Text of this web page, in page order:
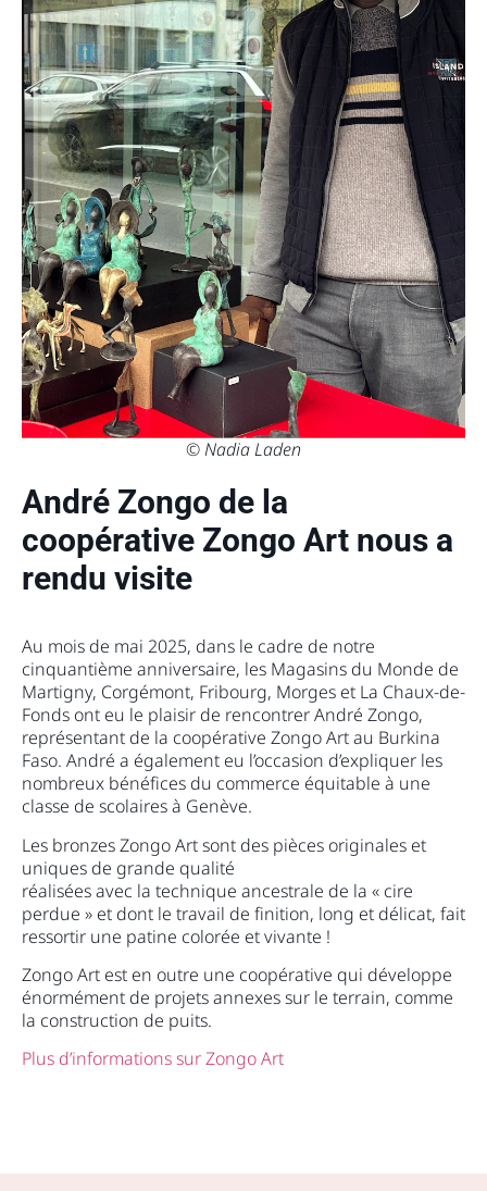
© Nadia Laden
André Zongo de la
coopérative Zongo Art nous a
rendu visite
Au mois de mai 2025, dans le cadre de notre
cinquantième anniversaire, les Magasins du Monde de
Martigny, Corgémont, Fribourg, Morges et La Chaux-de-
Fonds ont eu le plaisir de rencontrer André Zongo,
représentant de la coopérative Zongo Art au Burkina
Faso. André a également eu l’occasion d’expliquer les
nombreux bénéfices du commerce équitable à une
classe de scolaires à Genève.
Les bronzes Zongo Art sont des pièces originales et
uniques de grande qualité
réalisées avec la technique ancestrale de la « cire
perdue » et dont le travail de finition, long et délicat, fait
ressortir une patine colorée et vivante !
Zongo Art est en outre une coopérative qui développe
énormément de projets annexes sur le terrain, comme
la construction de puits.
Plus d’informations sur Zongo Art